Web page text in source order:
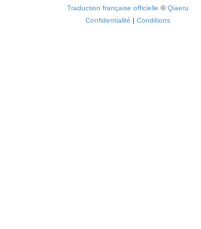
Traduction française officielle ©Qiaeru
Confidentialité | Conditions